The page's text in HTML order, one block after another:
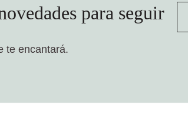
para seguir
te encantará.